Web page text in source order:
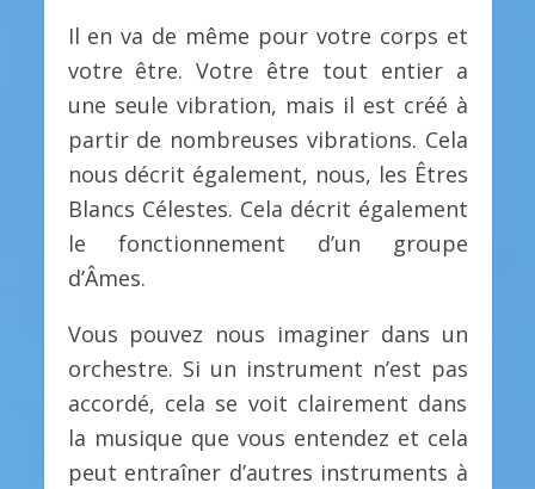
Il en va de même pour votre corps et
votre être. Votre être tout entier a
une seule vibration, mais il est créé à
partir de nombreuses vibrations. Cela
nous décrit également, nous, les Êtres
Blancs Célestes. Cela décrit également
le fonctionnement d’un groupe
d’Âmes.
Vous pouvez nous imaginer dans un
orchestre. Si un instrument n’est pas
accordé, cela se voit clairement dans
la musique que vous entendez et cela
peut entraîner d’autres instruments à